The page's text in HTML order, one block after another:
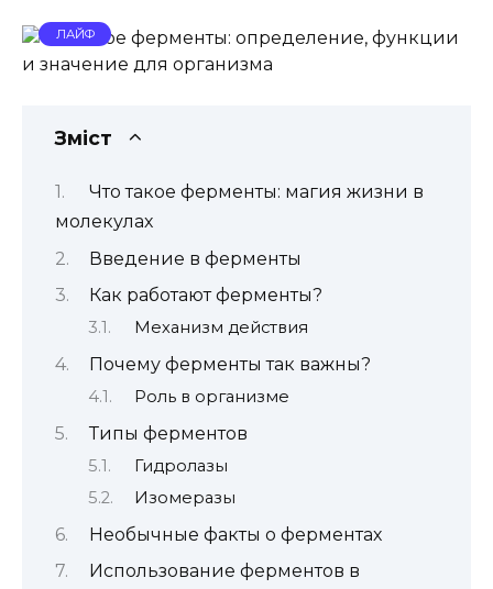
ЛАЙФ
Зміст
Что такое ферменты: магия жизни в
молекулах
Введение в ферменты
Как работают ферменты?
Механизм действия
Почему ферменты так важны?
Роль в организме
Типы ферментов
Гидролазы
Изомеразы
Необычные факты о ферментах
Использование ферментов в